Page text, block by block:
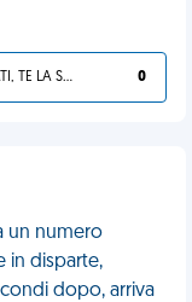
SVEGLIATI, TE LA SEI CERCATA! 0
un numero
in disparte,
dopo, arriva